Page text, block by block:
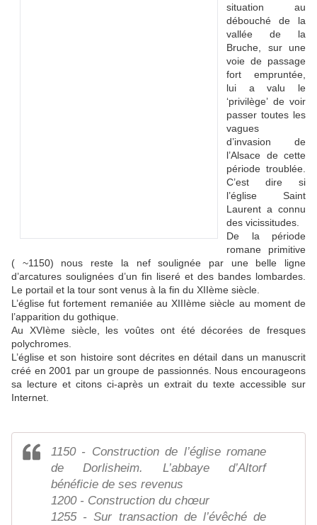
situation au
débouché de la
vallée de la
Bruche, sur une
voie de passage
fort empruntée,
lui a valu le
‘privilège’ de voir
passer toutes les
vagues
d’invasion de
l’Alsace de cette
période troublée.
C’est dire si
l’église Saint
Laurent a connu
des vicissitudes.
De la période
romane primitive
( ~1150) nous reste la nef soulignée par une belle ligne
d’arcatures soulignées d’un fin liseré et des bandes lombardes.
Le portail et la tour sont venus à la fin du XIIème siècle.
L’église fut fortement remaniée au XIIIème siècle au moment de
l’apparition du gothique.
Au XVIème siècle, les voûtes ont été décorées de fresques
polychromes.
L’église et son histoire sont décrites en détail dans un manuscrit
créé en 2001 par un groupe de passionnés. Nous encourageons
sa lecture et citons ci-après un extrait du texte accessible sur
Internet.
1150 - Construction de l’église romane
de Dorlisheim. L’abbaye d’Altorf
bénéficie de ses revenus
1200 - Construction du chœur
1255 - Sur transaction de l’évêché de